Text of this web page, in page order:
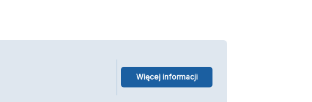
Więcej informacji